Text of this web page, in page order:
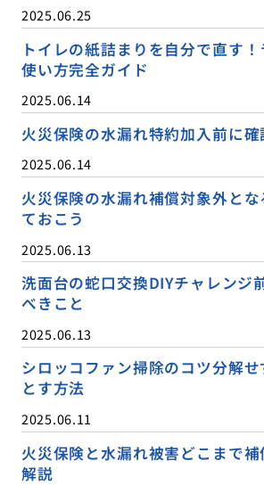
2025.06.25
トイレの紙詰まりを自分で直す
使い方完全ガイド
2025.06.14
火災保険の水漏れ特約加入前に
2025.06.14
火災保険の水漏れ補償対象外と
ておこう
2025.06.13
洗面台の蛇口交換DIYチャレンジ
べきこと
2025.06.13
シロッコファン掃除のコツ分解
とす方法
2025.06.11
火災保険と水漏れ被害どこまで
解説